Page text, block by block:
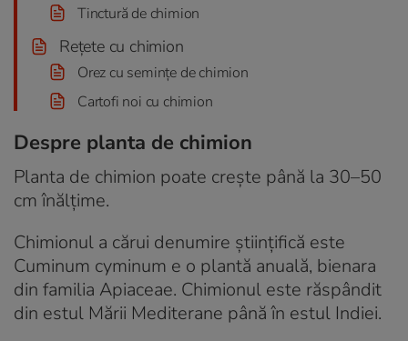
Tinctură de chimion
Rețete cu chimion
Orez cu semințe de chimion
Cartofi noi cu chimion
Despre planta de chimion
Planta de chimion poate crește până la 30–50
cm înălțime.
Chimionul a cărui denumire științifică este
Cuminum cyminum e o plantă anuală, bienara
din familia Apiaceae. Chimionul este răspândit
din estul Mării Mediterane până în estul Indiei.